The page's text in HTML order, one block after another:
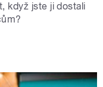
když jste ji dostali